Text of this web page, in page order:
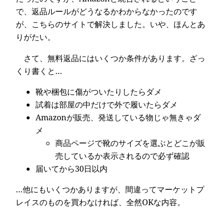
で、返品ルールがどうなるかわからなかったのです
が、こちらのサイトで解決しました。いや、ほんとあ
りがたい。
さて、無料返品にはいくつか条件があります。ざっ
くり書くと…
靴や梱包に傷がついたりしたらダメ
試着は部屋の中だけで外で履いたらダメ
Amazonが販売、発送している物じゃ無きゃダ
メ
商品ページで靴のサイズを選ぶとどこが販
売しているか表示されるので必ず確認
届いてから30日以内
…他にもいくつかありますが、間違ってマーケットプ
レイスのものを買わなければ、全然OKな内容。